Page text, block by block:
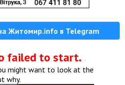
Житомир.info в Telegram
failed to start.
might want to look at the
why.